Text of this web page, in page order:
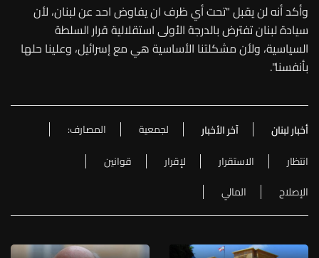
وأكد أنه لن يقبل "تحت أي ظرف ان يفاوض احد عن لبنان، لأن
سيادة لبنان تفترض بالدرجة الأولى استقلالية قرار السلطة
السياسية، ولأن مشكلتنا الأساسية هي مع إسرائيل، وعلينا حلها
بأنفسنا".
أخبار لبنان آخر الأخبار لجمعية
المصارف:
انتظار
الاستقرار لإقرار
قوانين
الإصلاح
المالي